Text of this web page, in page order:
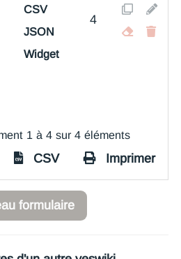
CSV
JSON
Widget
4
1 à 4 sur 4 éléments
CSV Imprimer
formulaire